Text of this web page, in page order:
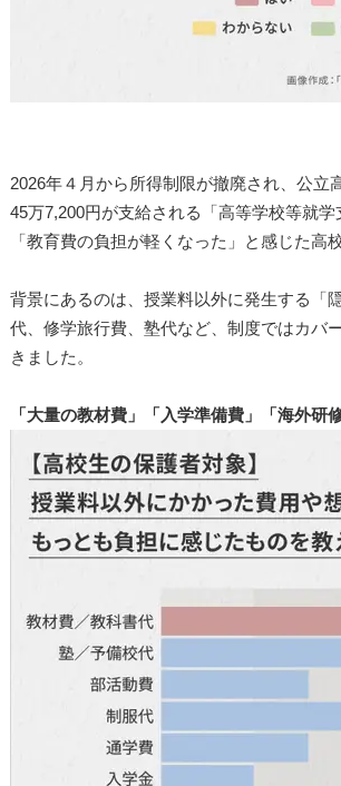
2026年４月から所得制限が撤廃され、公
45万7,200円が支給される「高等学校等就
「教育費の負担が軽くなった」と感じた高
背景にあるのは、授業料以外に発生する「
代、修学旅行費、塾代など、制度ではカバ
きました。
「大量の教材費」「入学準備費」「海外